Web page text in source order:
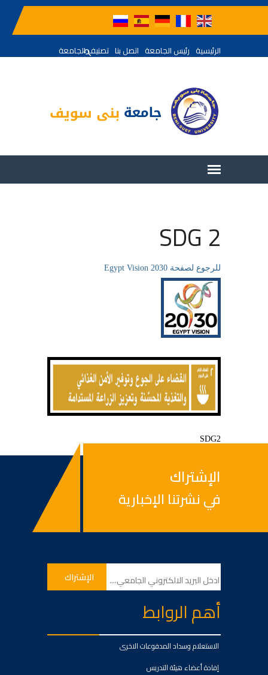
الرئيسية رئيس الجامعة اتصل بنا تصنيف الجامعة
SDG 2
للرجوع لصفحة Egypt Vision 2030
SDG2
الإشتراك
في نشرتنا الإخبارية
أهم الروابط
الاستعلام وسداد المدفوعات الاخرى
إفادة أعضاء هيئة التدريس